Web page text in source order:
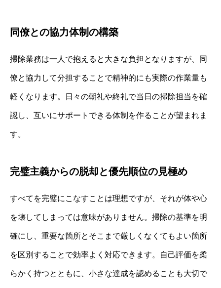
同僚との協力体制の構築
掃除業務は一人で抱えると大きな負担となりますが、同
僚と協力して分担することで精神的にも実際の作業量も
軽くなります。日々の朝礼や終礼で当日の掃除担当を確
認し、互いにサポートできる体制を作ることが望まれま
す。
完璧主義からの脱却と優先順位の見極め
すべてを完璧にこなすことは理想ですが、それが体や心
を壊してしまっては意味がありません。掃除の基準を明
確にし、重要な箇所とそこまで厳しくなくてもよい箇所
を区別することで効率よく対応できます。自己評価を柔
らかく持つとともに、小さな達成を認めることも大切で